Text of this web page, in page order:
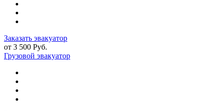
Заказать эвакуатор
от 3 500 Руб.
Грузовой эвакуатор